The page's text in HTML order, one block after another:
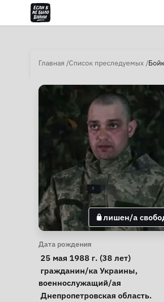
Главная Список преследуемых
лишен/а
Личная
Дата рождения
25 мая 1988 г. (38 лет)
Особые обстоятельства
гражданин/ка Украины
военнослужащий/ая
Примечания